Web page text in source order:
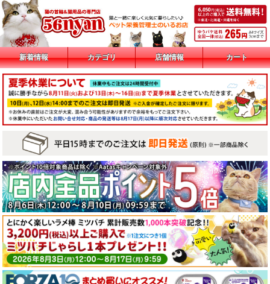
新着情報 カテゴリ 店舗情報 カート